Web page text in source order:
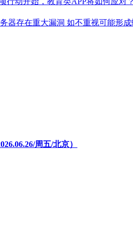
器存在重大漏洞 如不重视可能形
周五/北京）